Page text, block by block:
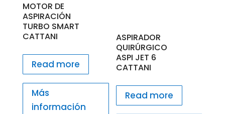
MOTOR DE
ASPIRACIÓN
TURBO SMART
CATTANI
Read more
Más
información
ASPIRADOR
QUIRÚRGICO
ASPI JET 6
CATTANI
Read more